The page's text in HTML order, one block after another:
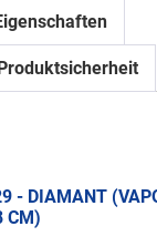
- DIAMANT
CM)